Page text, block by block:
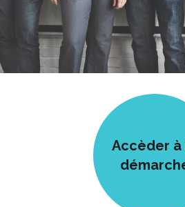
Accèder à